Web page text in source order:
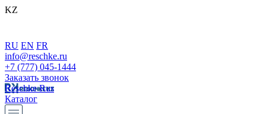
KZ
RU EN FR
info@reschke.ru
+7 (777) 045-1444
Заказать звонок
Reschke Rus
Каталог